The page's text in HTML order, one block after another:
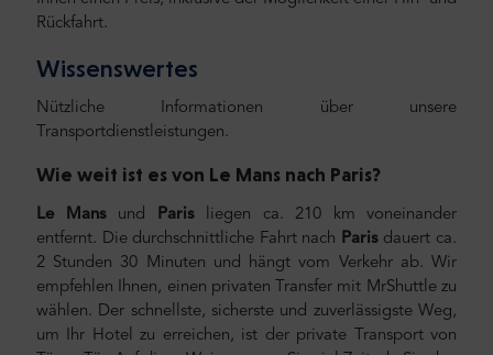
Rückfahrt.
Wissenswertes
Nützliche Informationen über unsere
Transportdienstleistungen.
Wie weit ist es von Le Mans nach Paris?
Le Mansund Parisliegen ca. 210 km voneinander
entfernt. Die durchschnittliche Fahrt nach Parisdauert ca.
2 Stunden 30 Minuten und hängt vom Verkehr ab. Wir
empfehlen Ihnen, einen privaten Transfer mit MrShuttle zu
wählen. Der schnellste, sicherste und zuverlässigste Weg,
um Ihr Hotel zu erreichen, ist der private Transport von